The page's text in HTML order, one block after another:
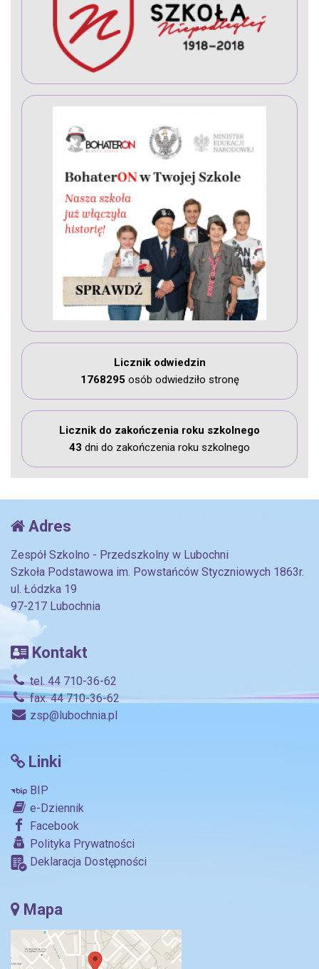
Licznik odwiedzin
1768295 osób odwiedziło stronę
Licznik do zakończenia roku szkolnego
43 dni do zakończenia roku szkolnego
Adres
Zespół Szkolno - Przedszkolny w Lubochni
Szkoła Podstawowa im. Powstańców Styczniowych 1863r.
ul. Łódzka 19
97-217 Lubochnia
Kontakt
tel. 44 710-36-62
fax. 44 710-36-62
zsp@lubochnia.pl
Linki
BIP
e-Dziennik
Facebook
Polityka Prywatności
Deklaracja Dostępności
Mapa